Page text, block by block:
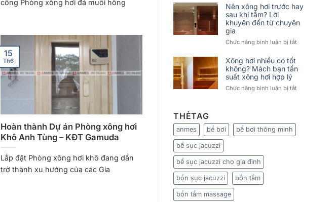
công Phòng xông hơi đá muối hồng
Hoàn thành Dự án Phòng xông hơi
Khô Anh Tùng – KĐT Gamuda
Lắp đặt Phòng xông hơi khô đang dần
trở thành xu hướng của các Gia
15
Th6
hữu
gia
xông
nên
cần
để
Nên xông hơi trước hay
sau khi tắm? Lời
khuyên đến từ chuyên
gia
Chức năng bình luận bị tắtở
hơi
Xông hơi nhiều có tốt
không? Mách bạn tần
suất xông hơi hợp lý
Chức năng bình luận bị tắtở
THẺTAG
anmes bể bơi bể bơi thông minh
bể sục jacuzzi
bể sục jacuzzi cho gia đình
bồn sục jacuzzi bồn tắm
bồn tắm massage